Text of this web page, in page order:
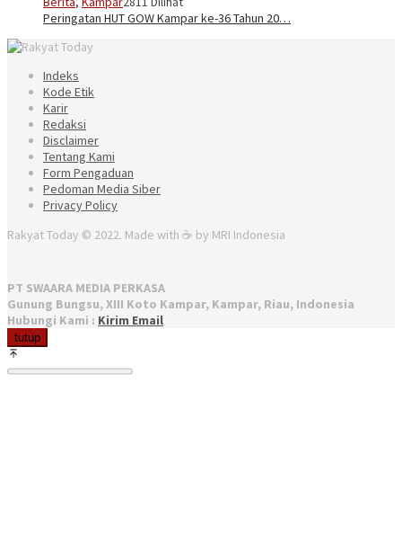
Peringatan HUT GOW Kampar ke-36 Tahun 20…
Indeks
Kode Etik
Karir
Redaksi
Disclaimer
Tentang Kami
Form Pengaduan
Pedoman Media Siber
Privacy Policy
Rakyat Today © 2022. Made with ☕ by MRI Indonesia
PT SWAARA MEDIA PERKASA
Gunung Bungsu, XIII Koto Kampar, Kampar, Riau, Indonesia
Hubungi Kami : Kirim Email
tutup